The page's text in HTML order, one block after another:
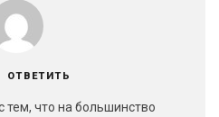
ОТВЕТИТЬ
тем, что на большинство